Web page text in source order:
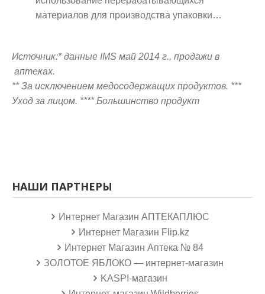
материалов для производства упаковки…
Источник:* данные IMS май 2014 г., продажи в
аптеках.
** За исключением медосодержащих продуктов. ***
Уход за лицом. **** Большинство продукт
НАШИ ПАРТНЕРЫ
Интернет Магазин АПТЕКАПЛЮС
Интернет Магазин Flip.kz
Интернет Магазин Аптека № 84
ЗОЛОТОЕ ЯБЛОКО — интернет-магазин
KASPI-магазин